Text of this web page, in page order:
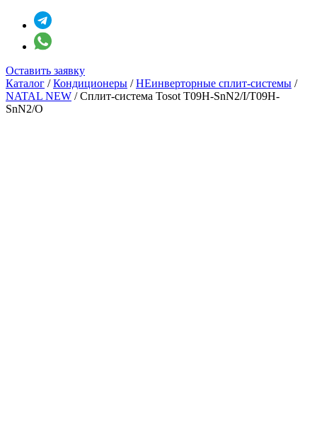
Оставить заявку
Каталог /Кондиционеры /НЕинверторные сплит-системы /
NATAL NEW /Сплит-система Tosot T09H-SnN2/I/T09H-
SnN2/O